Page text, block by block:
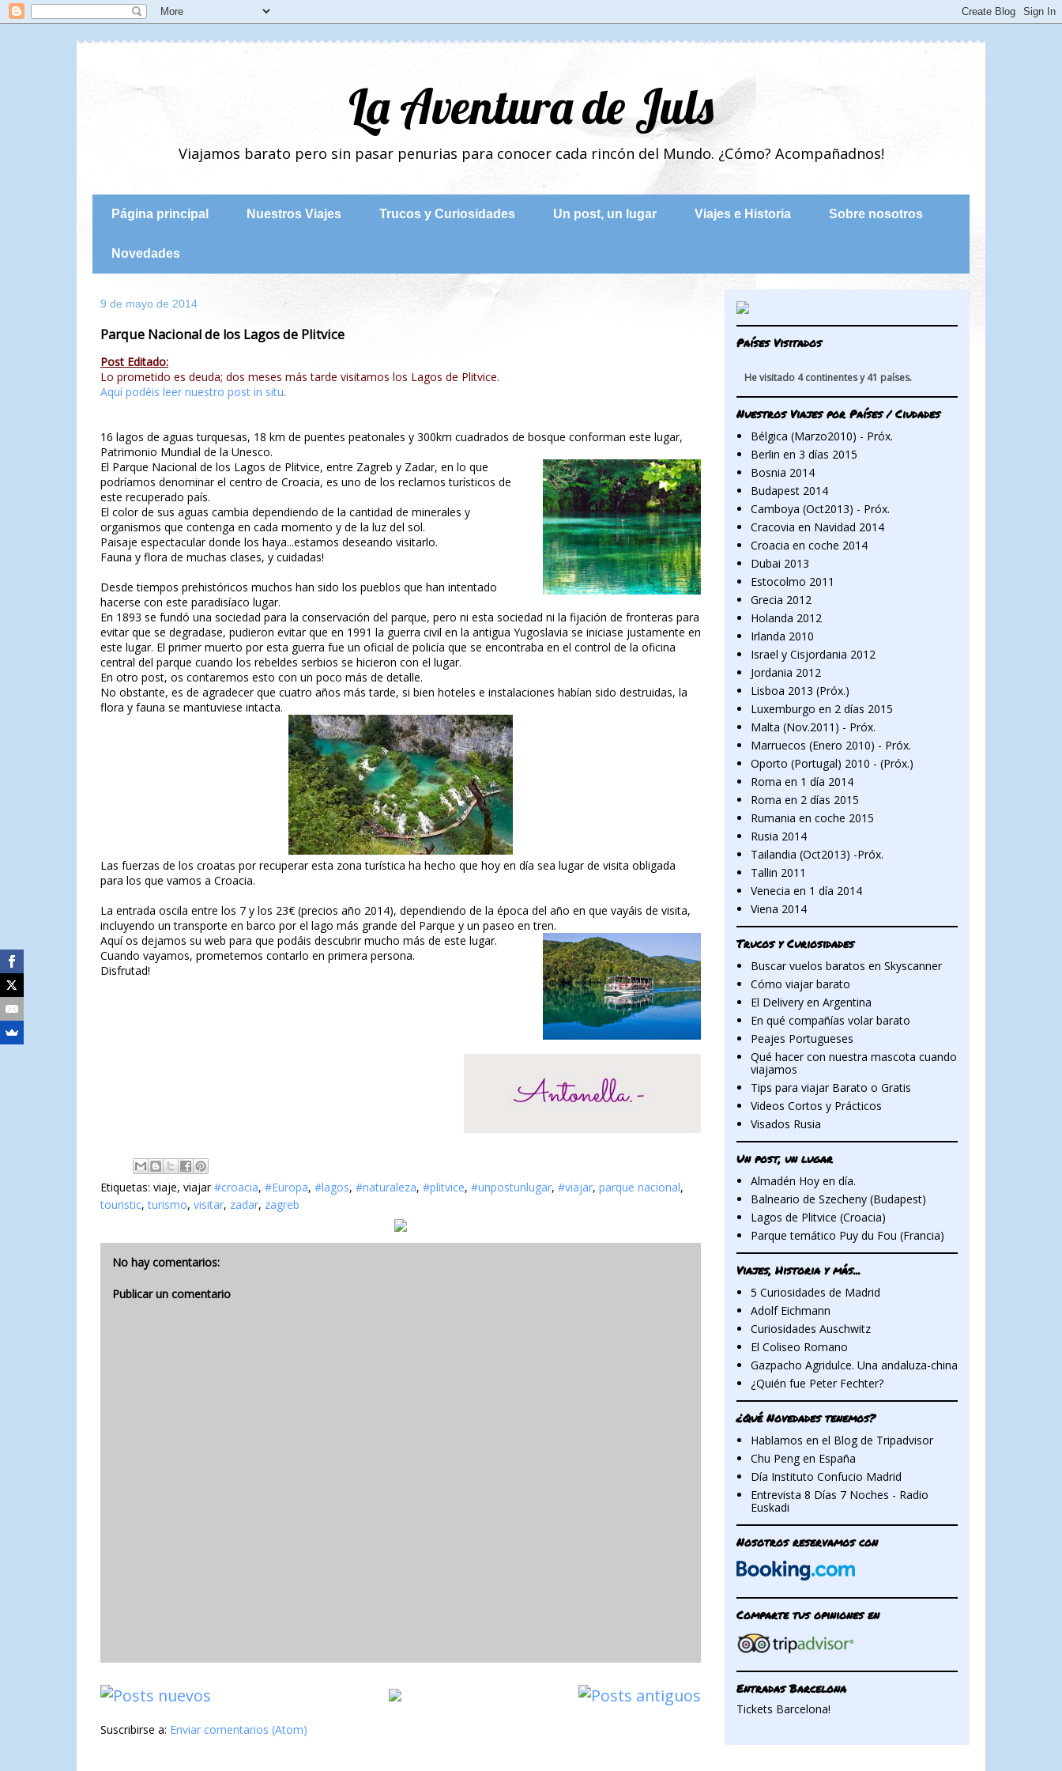
La Aventura de Juls
Viajamos barato pero sin pasar penurias para conocer cada rincón del Mundo. ¿Cómo? Acompañadnos!
Página principal Nuestros Viajes Trucos y Curiosidades Un post, un lugar Viajes e Historia Sobre nosotros
Novedades
9 de mayo de 2014
Parque Nacional de los Lagos de Plitvice
Post Editado:
Lo prometido es deuda; dos meses más tarde visitamos los Lagos de Plitvice.
Aquí podéis leer nuestro post in situ.
16 lagos de aguas turquesas, 18 km de puentes peatonales y 300km cuadrados de bosque conforman este lugar,
Patrimonio Mundial de la Unesco.
El Parque Nacional de los Lagos de Plitvice, entre Zagreb y Zadar, en lo que
podríamos denominar el centro de Croacia, es uno de los reclamos turísticos de
este recuperado país.
El color de sus aguas cambia dependiendo de la cantidad de minerales y
organismos que contenga en cada momento y de la luz del sol.
Paisaje espectacular donde los haya...estamos deseando visitarlo.
Fauna y flora de muchas clases, y cuidadas!
Desde tiempos prehistóricos muchos han sido los pueblos que han intentado
hacerse con este paradisíaco lugar.
En 1893 se fundó una sociedad para la conservación del parque, pero ni esta sociedad ni la fijación de fronteras para
evitar que se degradase, pudieron evitar que en 1991 la guerra civil en la antigua Yugoslavia se iniciase justamente en
este lugar. El primer muerto por esta guerra fue un oficial de policía que se encontraba en el control de la oficina
central del parque cuando los rebeldes serbios se hicieron con el lugar.
En otro post, os contaremos esto con un poco más de detalle.
No obstante, es de agradecer que cuatro años más tarde, si bien hoteles e instalaciones habían sido destruidas, la
flora y fauna se mantuviese intacta.
Las fuerzas de los croatas por recuperar esta zona turística ha hecho que hoy en día sea lugar de visita obligada
para los que vamos a Croacia.
La entrada oscila entre los 7 y los 23€ (precios año 2014), dependiendo de la época del año en que vayáis de visita,
incluyendo un transporte en barco por el lago más grande del Parque y un paseo en tren.
Aquí os dejamos su web para que podáis descubrir mucho más de este lugar.
Cuando vayamos, prometemos contarlo en primera persona.
Disfrutad!
Etiquetas: viaje, viajar#croacia, #Europa, #lagos, #naturaleza, #plitvice, #unpostunlugar, #viajar, parque nacional,
touristic,turismo, visitar, zadar, zagreb
No hay comentarios:
Publicar un comentario
Suscribirse a: Enviar comentarios (Atom)
Países Visitados
He visitado 4 continentes y 41 países.
Nuestros Viajes por Países / Ciudades
Bélgica (Marzo2010) - Próx.
Berlin en 3 días 2015
Bosnia 2014
Budapest 2014
Camboya (Oct2013) - Próx.
Cracovia en Navidad 2014
Croacia en coche 2014
Dubai 2013
Estocolmo 2011
Grecia 2012
Holanda 2012
Irlanda 2010
Israel y Cisjordania 2012
Jordania 2012
Lisboa 2013 (Próx.)
Luxemburgo en 2 días 2015
Malta (Nov.2011) - Próx.
Marruecos (Enero 2010) - Próx.
Oporto (Portugal) 2010 - (Próx.)
Roma en 1 día 2014
Roma en 2 días 2015
Rumania en coche 2015
Rusia 2014
Tailandia (Oct2013) -Próx.
Tallin 2011
Venecia en 1 día 2014
Viena 2014
Trucos y Curiosidades
Buscar vuelos baratos en Skyscanner
Cómo viajar barato
El Delivery en Argentina
En qué compañías volar barato
Peajes Portugueses
Qué hacer con nuestra mascota cuando
viajamos
Tips para viajar Barato o Gratis
Videos Cortos y Prácticos
Visados Rusia
Un post, un lugar
Almadén Hoy en día.
Balneario de Szecheny (Budapest)
Lagos de Plitvice (Croacia)
Parque temático Puy du Fou (Francia)
Viajes, Historia y más...
5 Curiosidades de Madrid
Adolf Eichmann
Curiosidades Auschwitz
El Coliseo Romano
Gazpacho Agridulce. Una andaluza-china
¿Quién fue Peter Fechter?
¿Qué Novedades tenemos?
Hablamos en el Blog de Tripadvisor
Chu Peng en España
Día Instituto Confucio Madrid
Entrevista 8 Días 7 Noches - Radio
Euskadi
Nosotros reservamos con
Comparte tus opiniones en
Entradas Barcelona
Tickets Barcelona!